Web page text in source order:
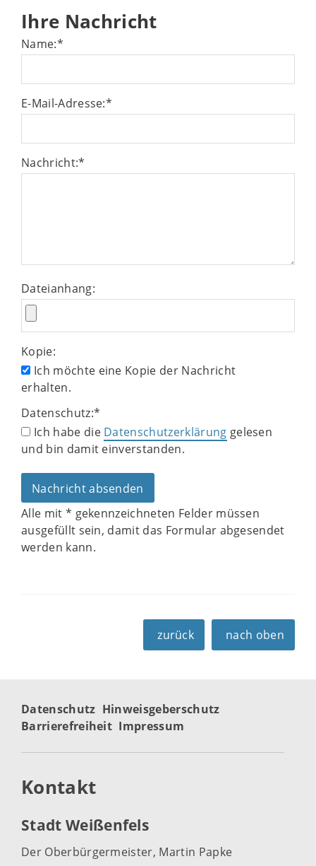
Ihre Nachricht
Name:*
E-Mail-Adresse:*
Nachricht:*
Dateianhang:
Kopie:
Ich möchte eine Kopie der Nachricht
erhalten.
Datenschutz:*
Ich habe die Datenschutzerklärung gelesen
und bin damit einverstanden.
Alle mit * gekennzeichneten Felder müssen
ausgefüllt sein, damit das Formular abgesendet
werden kann.
zurück nach oben
Datenschutz Hinweisgeberschutz
Barrierefreiheit Impressum
Kontakt
Stadt Weißenfels
Der Oberbürgermeister, Martin Papke